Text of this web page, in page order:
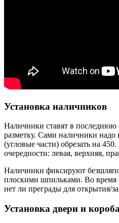
Установка наличников
Наличники ставят в последнюю
разметку. Сами наличники надо
(угловые части) обрезать на
очередности: левая, верхняя,
Наличники фиксируют
плоскими шпильками. Во время
нет ли преграды для открытия/
Установка двери и короба